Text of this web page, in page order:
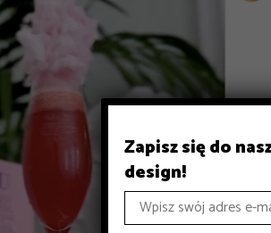
Zapisz się do
design!